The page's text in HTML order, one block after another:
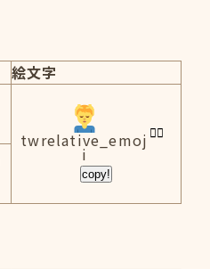
絵文字
twrelative_emoj
i
copy!